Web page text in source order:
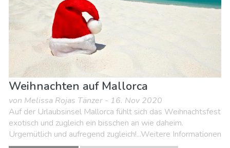
Weihnachten auf Mallorca
von Melissa Rojas Tänzer - 16. Nov 2020
Auf der Urlaubsinsel Mallorca fühlt sich das Weihnachtsfest
exotisch und zugleich ein bisschen an wie daheim.
Urgemütlich und aufregend zugleich!...Weitere Informationen